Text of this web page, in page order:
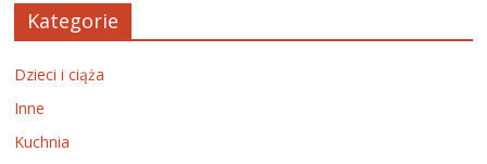
Kategorie
Dzieci i ciąża
Inne
Kuchnia